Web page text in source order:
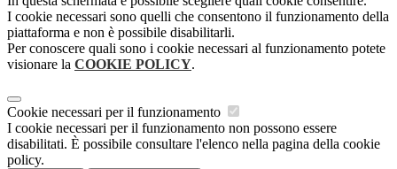
I cookie necessari sono quelli che consentono il funzionamento della
piattaforma e non è possibile disabilitarli.
Per conoscere quali sono i cookie necessari al funzionamento potete
visionare la COOKIE POLICY.
Cookie necessari per il funzionamento
I cookie necessari per il funzionamento non possono essere
disabilitati. È possibile consultare l'elenco nella pagina della cookie
policy.